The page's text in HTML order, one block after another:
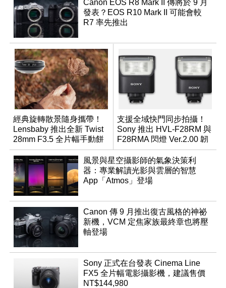
Canon EOS R8 Mark II 傳將於 9 月
發表？EOS R10 Mark II 可能會較
R7 率先推出
經典旋轉散景隨身攜帶！
Lensbaby 推出全新 Twist
28mm F3.5 全片幅手動餅
乾鏡
支援全域快門同步拍攝！
Sony 推出 HVL-F28RM 與
F28RMA 閃燈 Ver.2.00 韌
體
風景與星空攝影師的氣象決策利
器：專業解讀光影與雲層的智慧
App「Atmos」登場
Canon 傳 9 月推出復古風格的神祕
新機，VCM 定焦家族最終章也將壓
軸登場
Sony 正式在台發表 Cinema Line
FX5 全片幅電影攝影機，建議售價
NT$144,980